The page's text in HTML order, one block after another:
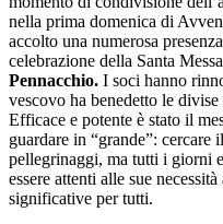
nella prima domenica di
accolto una numerosa
celebrazione della Santa
Pennacchio. I soci hanno
vescovo ha benedetto le
Efficace e potente è stato il
guardare in “grande”: cercare
pellegrinaggi, ma tutti i giorni
essere attenti alle sue
significative per tutti.